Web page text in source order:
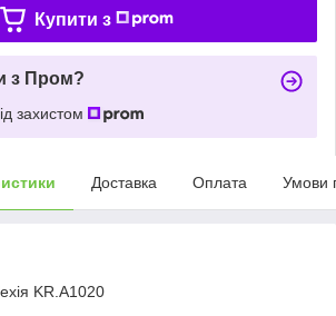
Купити з
з Пром?
захистом
Доставка Оплата Умови
KR.A1020